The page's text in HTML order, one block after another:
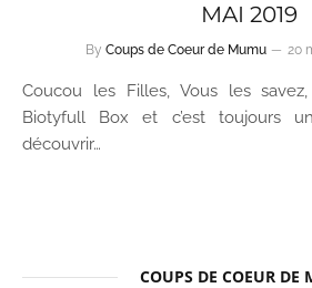
MAI 2019
By Coups de Coeur de Mumu 20
Coucou les Filles, Vous les
Biotyfull Box et c’est toujours
découvrir…
COUPS DE COEUR DE